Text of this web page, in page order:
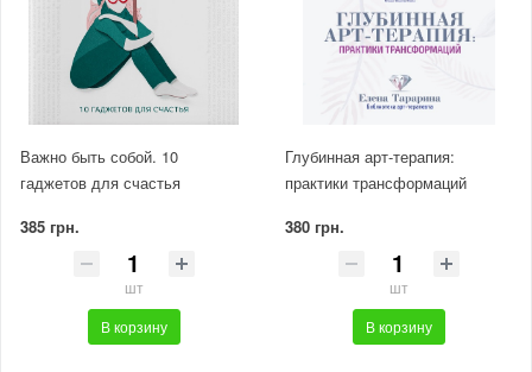
Важно быть собой. 10
гаджетов для счастья
385 грн.
шт
В корзину
Глубинная арт-терапия:
практики трансформаций
380 грн.
шт
В корзину